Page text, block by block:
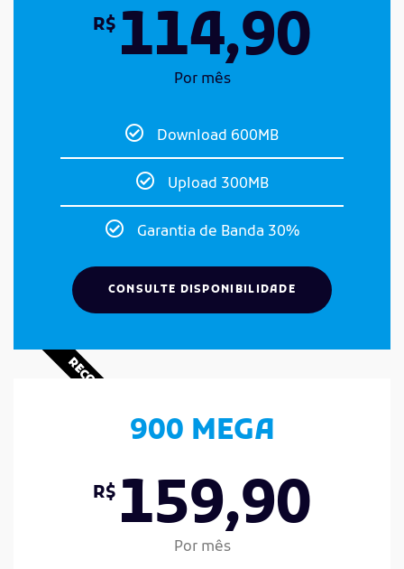
R$ 114,90
Por mês
Download 600MB
Upload 300MB
Garantia de Banda 30%
CONSULTE DISPONIBILIDADE
RECOMENDADO 900 MEGA
R$ 159,90
Por mês